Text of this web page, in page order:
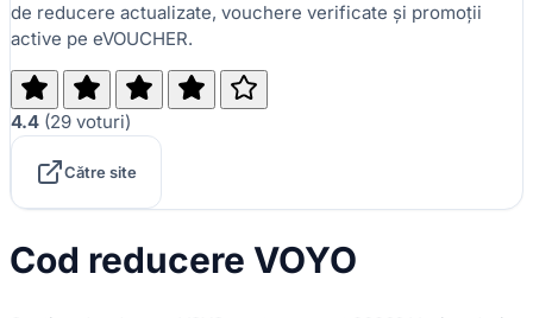
de reducere actualizate, vouchere verificate și promoții
active pe eVOUCHER.
4.4 (29 voturi)
Către site
Cod reducere VOYO